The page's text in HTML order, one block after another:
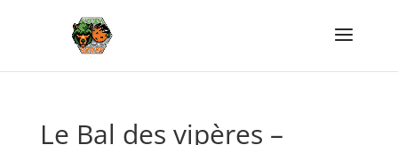
Le Bal des vipères –